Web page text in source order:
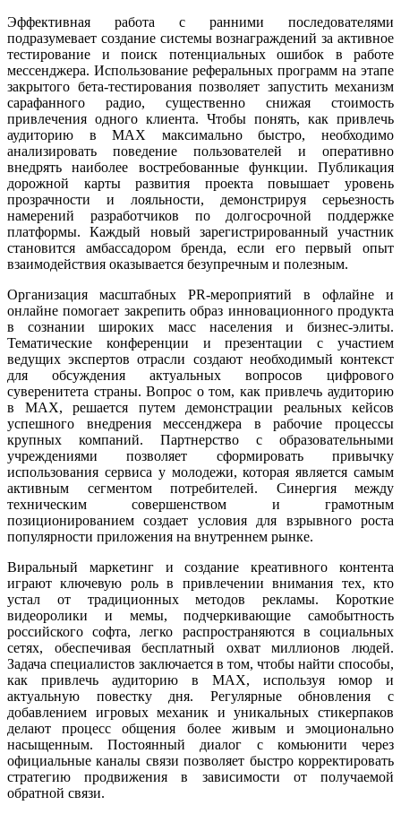
Эффективная работа с ранними последователями
подразумевает создание системы вознаграждений за активное
тестирование и поиск потенциальных ошибок в работе
мессенджера. Использование реферальных программ на этапе
закрытого бета-тестирования позволяет запустить механизм
сарафанного радио, существенно снижая стоимость
привлечения одного клиента. Чтобы понять, как привлечь
аудиторию в MAX максимально быстро, необходимо
анализировать поведение пользователей и оперативно
внедрять наиболее востребованные функции. Публикация
дорожной карты развития проекта повышает уровень
прозрачности и лояльности, демонстрируя серьезность
намерений разработчиков по долгосрочной поддержке
платформы. Каждый новый зарегистрированный участник
становится амбассадором бренда, если его первый опыт
взаимодействия оказывается безупречным и полезным.
Организация масштабных PR-мероприятий в офлайне и
онлайне помогает закрепить образ инновационного продукта
в сознании широких масс населения и бизнес-элиты.
Тематические конференции и презентации с участием
ведущих экспертов отрасли создают необходимый контекст
для обсуждения актуальных вопросов цифрового
суверенитета страны. Вопрос о том, как привлечь аудиторию
в MAX, решается путем демонстрации реальных кейсов
успешного внедрения мессенджера в рабочие процессы
крупных компаний. Партнерство с образовательными
учреждениями позволяет сформировать привычку
использования сервиса у молодежи, которая является самым
активным сегментом потребителей. Синергия между
техническим совершенством и грамотным
позиционированием создает условия для взрывного роста
популярности приложения на внутреннем рынке.
Виральный маркетинг и создание креативного контента
играют ключевую роль в привлечении внимания тех, кто
устал от традиционных методов рекламы. Короткие
видеоролики и мемы, подчеркивающие самобытность
российского софта, легко распространяются в социальных
сетях, обеспечивая бесплатный охват миллионов людей.
Задача специалистов заключается в том, чтобы найти способы,
как привлечь аудиторию в MAX, используя юмор и
актуальную повестку дня. Регулярные обновления с
добавлением игровых механик и уникальных стикерпаков
делают процесс общения более живым и эмоционально
насыщенным. Постоянный диалог с комьюнити через
официальные каналы связи позволяет быстро корректировать
стратегию продвижения в зависимости от получаемой
обратной связи.